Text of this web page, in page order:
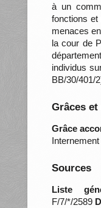
à un
fonctions et
menaces
la cour de
individus
BB/30/401/
Grâces
Grâce
Sources
Liste
F/7/*/2589